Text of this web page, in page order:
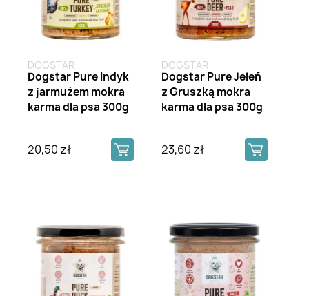
DOGSTAR
Dogstar Pure Indyk
z jarmużem mokra
karma dla psa 300g
20,50 zł
DOGSTAR
Dogstar Pure Jeleń
z Gruszką mokra
karma dla psa 300g
23,60 zł